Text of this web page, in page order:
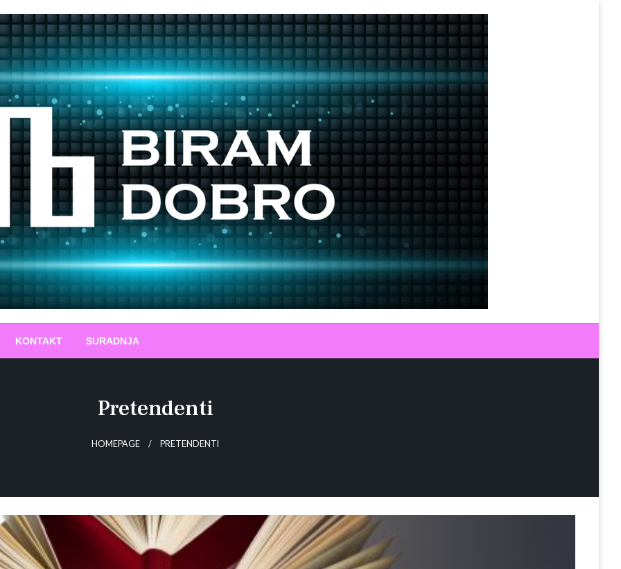
KONTAKT SURADNJA
Pretendenti
HOMEPAGE PRETENDENTI